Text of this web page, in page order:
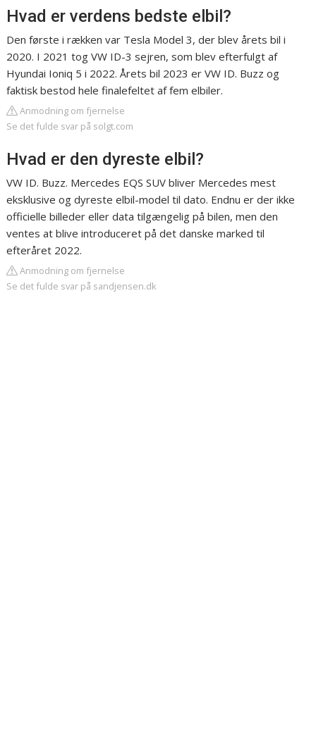
Hvad er verdens bedste elbil?
Den første i rækken var Tesla Model 3, der blev årets bil i
2020. I 2021 tog VW ID-3 sejren, som blev efterfulgt af
Hyundai Ioniq 5 i 2022. Årets bil 2023 er VW ID. Buzz og
faktisk bestod hele finalefeltet af fem elbiler.
Anmodning om fjernelse
Se det fulde svar på solgt.com
Hvad er den dyreste elbil?
VW ID. Buzz. Mercedes EQS SUV bliver Mercedes mest
eksklusive og dyreste elbil-model til dato. Endnu er der ikke
officielle billeder eller data tilgængelig på bilen, men den
ventes at blive introduceret på det danske marked til
efteråret 2022.
Anmodning om fjernelse
Se det fulde svar på sandjensen.dk